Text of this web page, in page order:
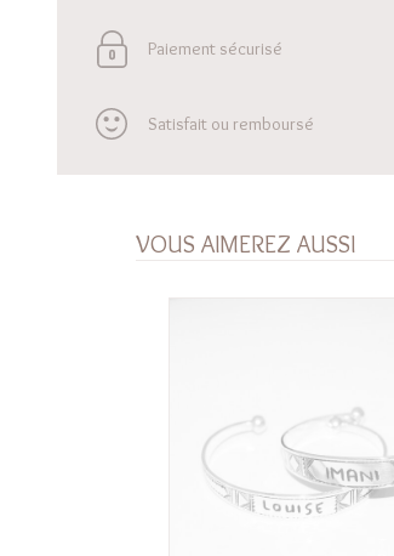
Paiement sécurisé
Satisfait ou remboursé
VOUS AIMEREZ AUSSI